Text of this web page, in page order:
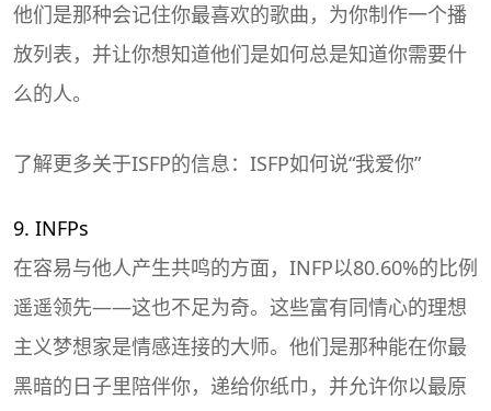
他们是那种会记住你最喜欢的歌曲，为你制作一个播
放列表，并让你想知道他们是如何总是知道你需要什
么的人。
了解更多关于ISFP的信息：ISFP如何说“我爱你”
9. INFPs
在容易与他人产生共鸣的方面，INFP以80.60%的比例
遥遥领先——这也不足为奇。这些富有同情心的理想
主义梦想家是情感连接的大师。他们是那种能在你最
黑暗的日子里陪伴你，递给你纸巾，并允许你以最原